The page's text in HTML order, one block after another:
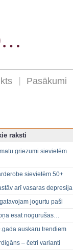
Pasākumi
raksti
griezumi sievietēm
sievietēm 50+
arī vasaras depresija
jogurtu paši
esat nogurušas…
auskaru trendiem
– četri varianti